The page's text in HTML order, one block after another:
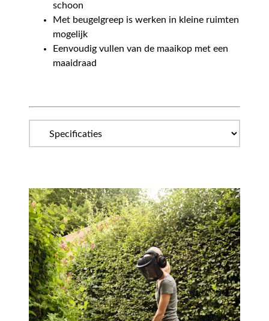
schoon
Met beugelgreep is werken in kleine ruimten
mogelijk
Eenvoudig vullen van de maaikop met een
maaidraad